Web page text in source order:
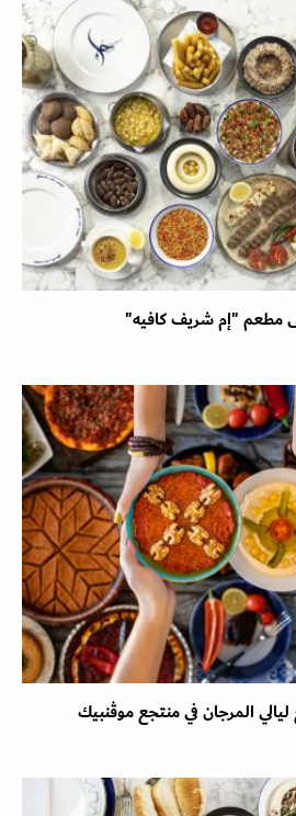
مطعم "إم شريف كافيه"
المرجان في منتجع موڤنبيك